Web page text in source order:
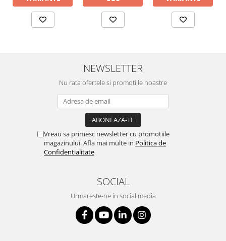
NEWSLETTER
Nu rata ofertele si promotiile noastre
Vreau sa primesc newsletter cu promotiile
magazinului. Afla mai multe in Politica de
Confidentialitate
SOCIAL
Urmareste-ne in social media